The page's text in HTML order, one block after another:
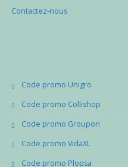
Contactez-nous
Code promo Unigro
Code promo Collishop
Code promo Groupon
Code promo VidaXL
Code promo Plopsa